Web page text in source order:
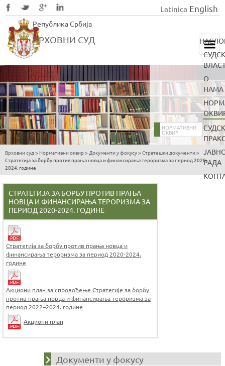
to
main
Република Србија
ВРХОВНИ СУД
Latinica English
О
НАМА
РАДА
НОРМАТИВНИ
ОКВИР
You
are
here
Врховни суд > Нормативни оквир> Документи у фокусу> Стратешки документи >
Стратегија за борбу против прања новца и финансирања тероризма за период 2020-
2024. године
СТРАТЕГИЈА ЗА БОРБУ ПРОТИВ ПРАЊА
НОВЦА И ФИНАНСИРАЊА ТЕРОРИЗМА ЗА
ПЕРИОД 2020-2024. ГОДИНЕ
Стратегија за борбу против прања новца и
финансирања тероризма за период 2020-2024.
године
Акциони план за спровођење Стратегије за борбу
против прања новца и финансирања тероризма за
период 2022–2024. године
Акциони план
Документи у фокусу